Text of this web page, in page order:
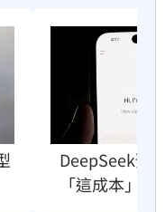
DeepSeek預
「這成本」撐